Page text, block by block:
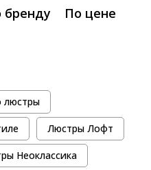
бренду По цене
люстры
Люстры Лофт
Неоклассика